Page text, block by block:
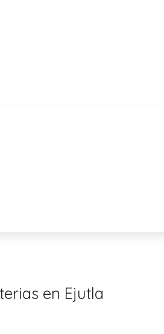
en Ejutla